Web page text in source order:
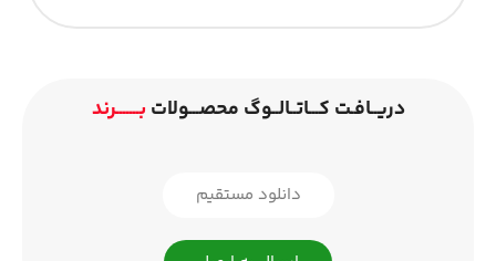
دریــافـت کـــاتــالــوگ محصـــولات بـــــــرند
دانلود مستقیم